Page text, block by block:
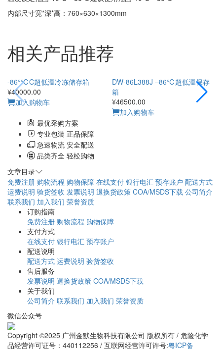
内部尺寸宽*深*高：760×630×1300mm
相关产品推荐
-86°℃C超低温冷冻储存箱
¥40000.00
加入购物车
DW-86L388J –86℃超低温保存
箱
¥46500.00
加入购物车
最优采购方案
专业包装 正品保障
急速物流 安全配送
品类齐全 轻松购物
文章目录
免费注册 购物流程 购物保障 在线支付 银行电汇 预存账户 配送方式
运费说明 验货签收 发票说明 退换货政策 COA/MSDS下载 公司简介
联系我们 加入我们 荣誉资质
订购指南
免费注册 购物流程 购物保障
支付方式
在线支付 银行电汇 预存账户
配送说明
配送方式 运费说明 验货签收
售后服务
发票说明 退换货政策 COA/MSDS下载
关于我们
公司简介 联系我们 加入我们 荣誉资质
微信公众号
Copyright ©2025 广州金默生物科技有限公司 版权所有 / 危险化学
品经营许可证号：440112256 / 互联网经营许可许号:粤ICP备